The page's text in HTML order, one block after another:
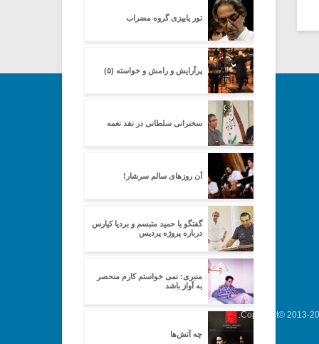
تور پاییزی گروه مضراب
پرآرایش و رامش و خواسته (۵)
سخنرانی سلطانی در نقد نغمه
آن روزهای سالم سرشار!
گفتگو با حمید متبسم و بردیا کیارس
درباره پروژه پردیس
منبری: نمی خواستم کارم منحصر
به آواز باشد
چه آتش‌ها
Copyright© 2013-